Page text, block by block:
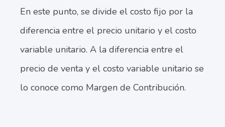
En este punto, se divide el costo fijo por la
diferencia entre el precio unitario y el costo
variable unitario. A la diferencia entre el
precio de venta y el costo variable unitario se
lo conoce como Margen de Contribución.